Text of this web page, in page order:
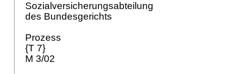
Sozialversicherungsabteilung
des Bundesgerichts
Prozess
{T 7}
M 3/02